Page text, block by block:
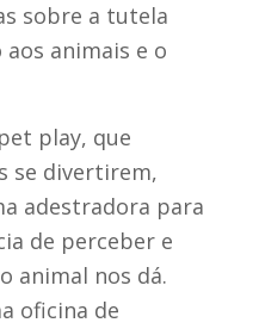
sobre a tutela
animais e o
play, que
se divertirem,
adestradora para
de perceber e
animal nos dá.
oficina de